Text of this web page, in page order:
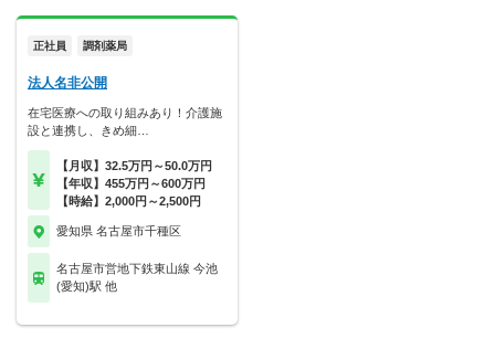
正社員 調剤薬局
法人名非公開
在宅医療への取り組みあり！介護施
設と連携し、きめ細…
【月収】32.5万円～50.0万円
【年収】455万円～600万円
【時給】2,000円～2,500円
愛知県 名古屋市千種区
名古屋市営地下鉄東山線 今池
(愛知)駅 他